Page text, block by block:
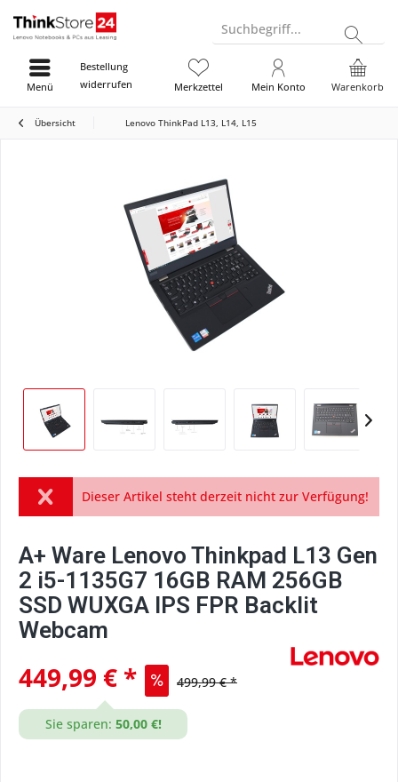
Suchbegriff...
Bestellung
widerrufen
Warenkorb
Merkzettel Mein Konto
Menü
Übersicht Lenovo ThinkPad L13, L14, L15
Dieser Artikel steht derzeit nicht zur Verfügung!
A+ Ware Lenovo Thinkpad L13 Gen
2 i5-1135G7 16GB RAM 256GB
SSD WUXGA IPS FPR Backlit
Webcam
449,99 € * 499,99 € *
Sie sparen: 50,00 €!